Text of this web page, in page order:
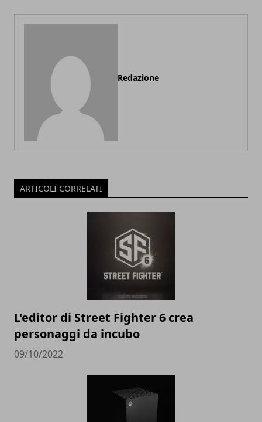
Redazione
ARTICOLI CORRELATI
L'editor di Street Fighter 6 crea
personaggi da incubo
09/10/2022